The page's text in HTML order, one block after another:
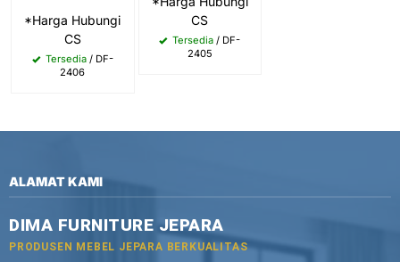
*Harga Hubungi
CS
Tersedia/ DF-
2406
CS
Tersedia / DF-
2405
ALAMAT KAMI
DIMA FURNITURE JEPARA
PRODUSEN MEBEL JEPARA BERKUALITAS